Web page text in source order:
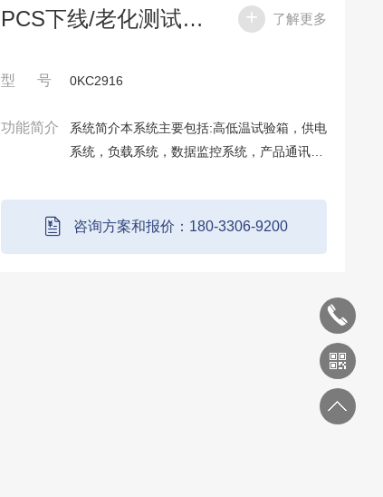
PCS下线/老化测试系统 了解更多
型 号 0KC2916
功能简介
系统简介本系统主要包括:高低温试验箱，供电
系统，负载系统，数据监控系统，产品通讯系
快速连接头连接，方便维护和更换，从而实现
自动化测试。系统特点1.工艺流程:接线→安...
咨询方案和报价：180-3306-9200